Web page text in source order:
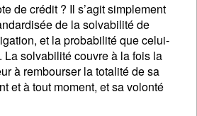
de crédit ? Il s’agit simplement
de la solvabilité de
et la probabilité que celui-
La solvabilité couvre à la fois la
à rembourser la totalité de sa
et à tout moment, et sa volonté